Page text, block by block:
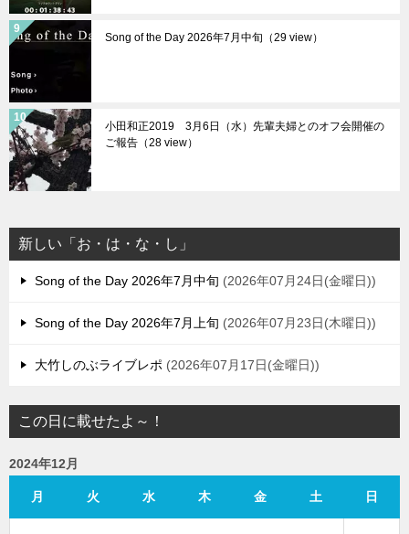
Song of the Day 2026年7月中旬（29 view）
小田和正2019 3月6日（水）先輩夫婦とのオフ会開催の
ご報告（28 view）
新しい「お・は・な・し」
Song of the Day 2026年7月中旬 2026年07月24日(金曜日)
Song of the Day 2026年7月上旬 2026年07月23日(木曜日)
大竹しのぶライブレポ 2026年07月17日(金曜日)
この日に載せたよ～！
2024年12月
月 火 水 木 金 土 日